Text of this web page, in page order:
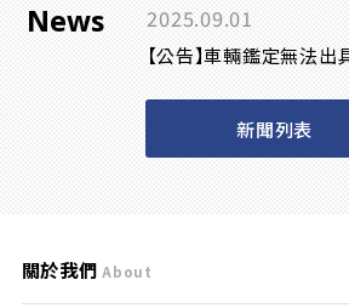
News 2025.09.01
【公告】車輛鑑定無法
新聞列表
關於我們 About